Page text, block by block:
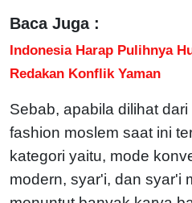
Baca Juga :
Indonesia Harap Pulihnya
Redakan Konflik Yaman
Sebab, apabila dilihat
fashion moslem saat ini
kategori yaitu, mode
modern, syar'i, dan syar'i